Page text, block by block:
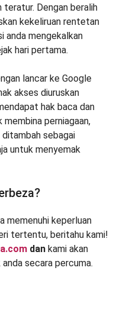
teratur. Dengan beralih
kekeliruan rentetan
anda mengekalkan
hari pertama.
lancar ke Google
akses diuruskan
hak baca dan
perniagaan,
sebagai
untuk menyemak
memenuhi keperluan
tertentu, beritahu kami!
dan kami akan
secara percuma.